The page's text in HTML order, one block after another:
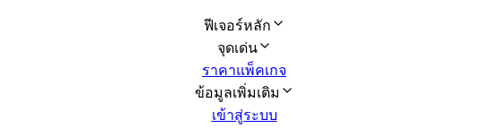
ฟีเจอร์หลัก
จุดเด่น
ราคาแพ็คเกจ
ข้อมูลเพิ่มเติม
เข้าสู่ระบบ